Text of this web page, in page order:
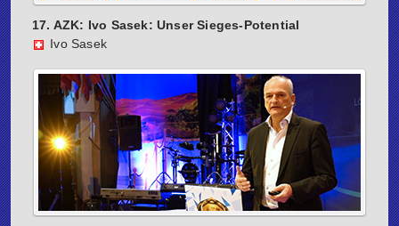
17. AZK: Ivo Sasek: Unser Sieges-Potential
Ivo Sasek